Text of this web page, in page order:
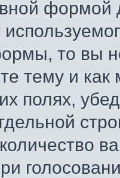
формой
то вы
тему и
полях,